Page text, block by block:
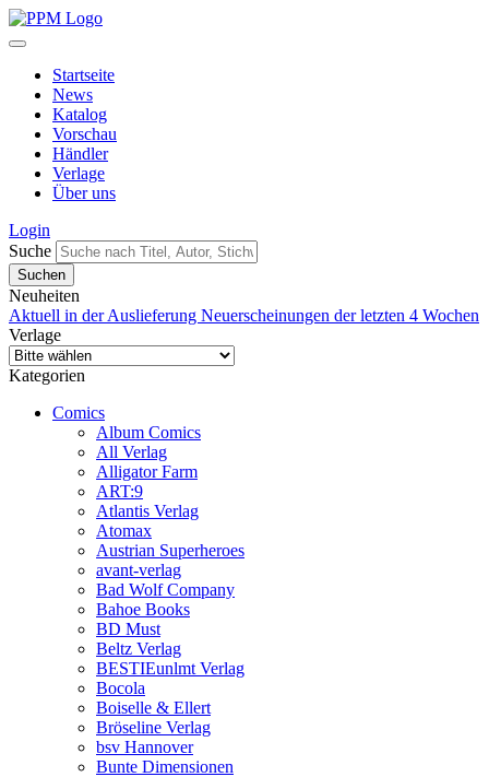
Startseite
News
Katalog
Vorschau
Händler
Verlage
Über uns
Login
Suche
Neuheiten
Aktuell in der Auslieferung Neuerscheinungen der letzten 4 Wochen
Verlage
Kategorien
Comics
Album Comics
All Verlag
Alligator Farm
ART:9
Atlantis Verlag
Atomax
Austrian Superheroes
avant-verlag
Bad Wolf Company
Bahoe Books
BD Must
Beltz Verlag
BESTIEunlmt Verlag
Bocola
Boiselle & Ellert
Bröseline Verlag
bsv Hannover
Bunte Dimensionen